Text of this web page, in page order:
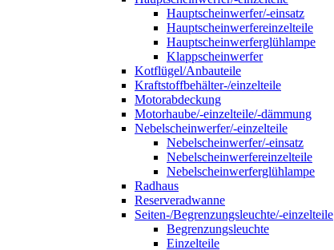
Hauptscheinwerfer/-einsatz
Hauptscheinwerfereinzelteile
Hauptscheinwerferglühlampe
Klappscheinwerfer
Kotflügel/Anbauteile
Kraftstoffbehälter-/einzelteile
Motorabdeckung
Motorhaube/-einzelteile/-dämmung
Nebelscheinwerfer/-einzelteile
Nebelscheinwerfer/-einsatz
Nebelscheinwerfereinzelteile
Nebelscheinwerferglühlampe
Radhaus
Reserveradwanne
Seiten-/Begrenzungsleuchte/-einzelteile
Begrenzungsleuchte
Einzelteile